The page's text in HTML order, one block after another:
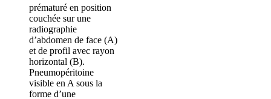
prématuré en position
couchée sur une
radiographie
d’abdomen de face (A)
et de profil avec rayon
horizontal (B).
Pneumopéritoine
visible en A sous la
forme d’une